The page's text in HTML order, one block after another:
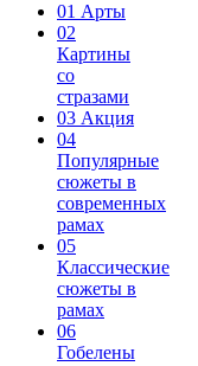
01 Арты
02
Картины
со
стразами
03 Акция
04
Популярные
сюжеты в
современных
рамах
05
Классические
сюжеты в
рамах
06
Гобелены